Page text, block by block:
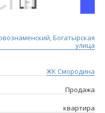
Богатырская
улица
ЖК Смородина
Продажа
квартира